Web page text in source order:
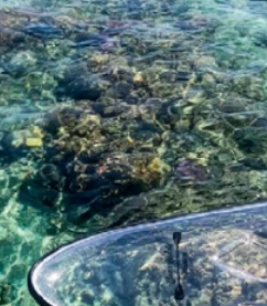
Panneau de gestion des cookies